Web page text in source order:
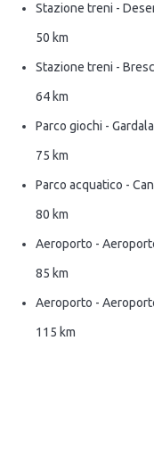
Stazione treni -
50 km
Stazione treni -
64 km
Parco giochi -
75 km
Parco acquatico -
80 km
Aeroporto -
85 km
Aeroporto -
115 km